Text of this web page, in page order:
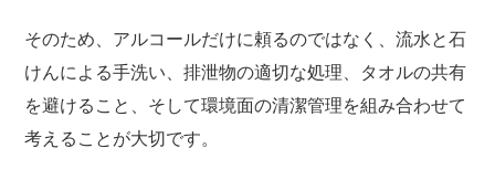
そのため、アルコールだけに頼るのではなく、流水と石
けんによる手洗い、排泄物の適切な処理、タオルの共有
を避けること、そして環境面の清潔管理を組み合わせて
考えることが大切です。